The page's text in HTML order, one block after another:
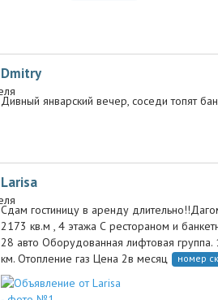
Dmitry
Дивный январский вечер, соседи топят
Larisa
Сдам гостиницу в аренду
2173 кв.м , 4 этажа С рестораном и
28 авто Оборудованная лифтовая
км. Отопление газ Цена 2в месяц
номер